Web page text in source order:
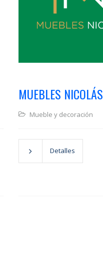
MUEBLES NICOLÁS
Mueble y decoración
Detalles